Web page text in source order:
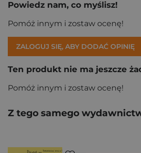
Powiedz nam, co myślisz!
Pomóż innym i zostaw ocenę!
ZALOGUJ SIĘ, ABY DODAĆ OPINIĘ
Ten produkt nie ma jeszcze
Pomóż innym i zostaw ocenę!
Z tego samego